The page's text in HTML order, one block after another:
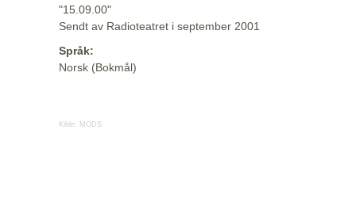
"15.09.00"
Sendt av Radioteatret i september 2001
Språk:
Norsk (Bokmål)
Kilde: MODS